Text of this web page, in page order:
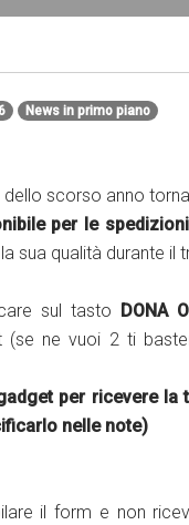
News in primo piano
scorso anno
per le spedizioni
sua qualità durante il
sul tasto DONA
(se ne vuoi 2 ti
per ricevere la
nelle note)
il form e non